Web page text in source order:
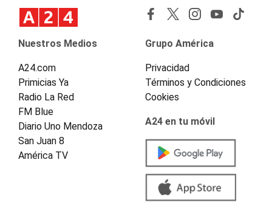
Nuestros Medios
A24.com
Primicias Ya
Radio La Red
FM Blue
Diario Uno Mendoza
San Juan 8
América TV
Grupo América
Privacidad
Términos y Condiciones
Cookies
A24 en tu móvil